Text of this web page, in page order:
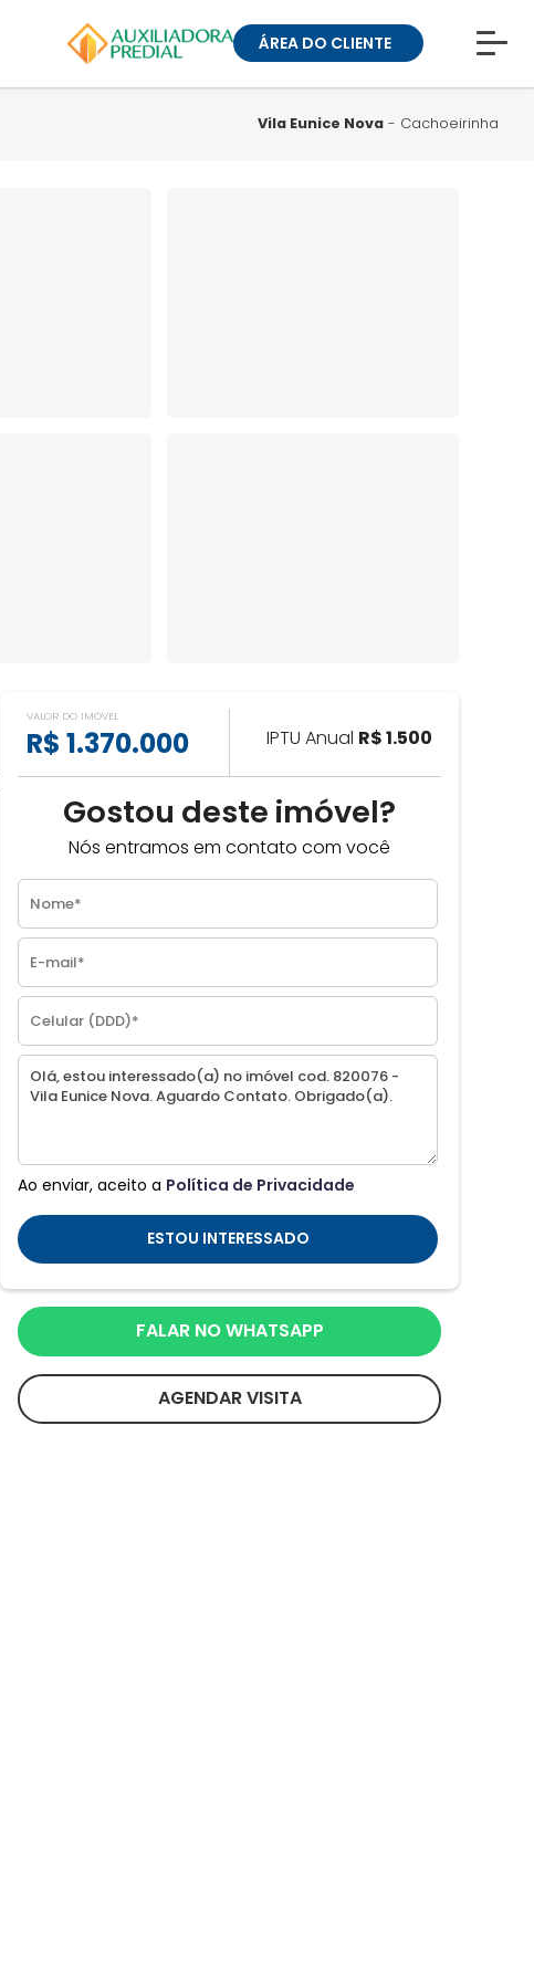
ÁREA DO CLIENTE
CONHEÇA A MUCK
BLOG
TRABALHE CONOSCO
Vila Eunice Nova - Cachoeirinha
VALOR DO IMÓVEL
R$ 1.370.000 IPTU Anual R$ 1.500
Gostou deste imóvel?
Nós entramos em contato com você
Ao enviar, aceito a Política de Privacidade
ESTOU INTERESSADO
FALAR NO WHATSAPP
AGENDAR VISITA